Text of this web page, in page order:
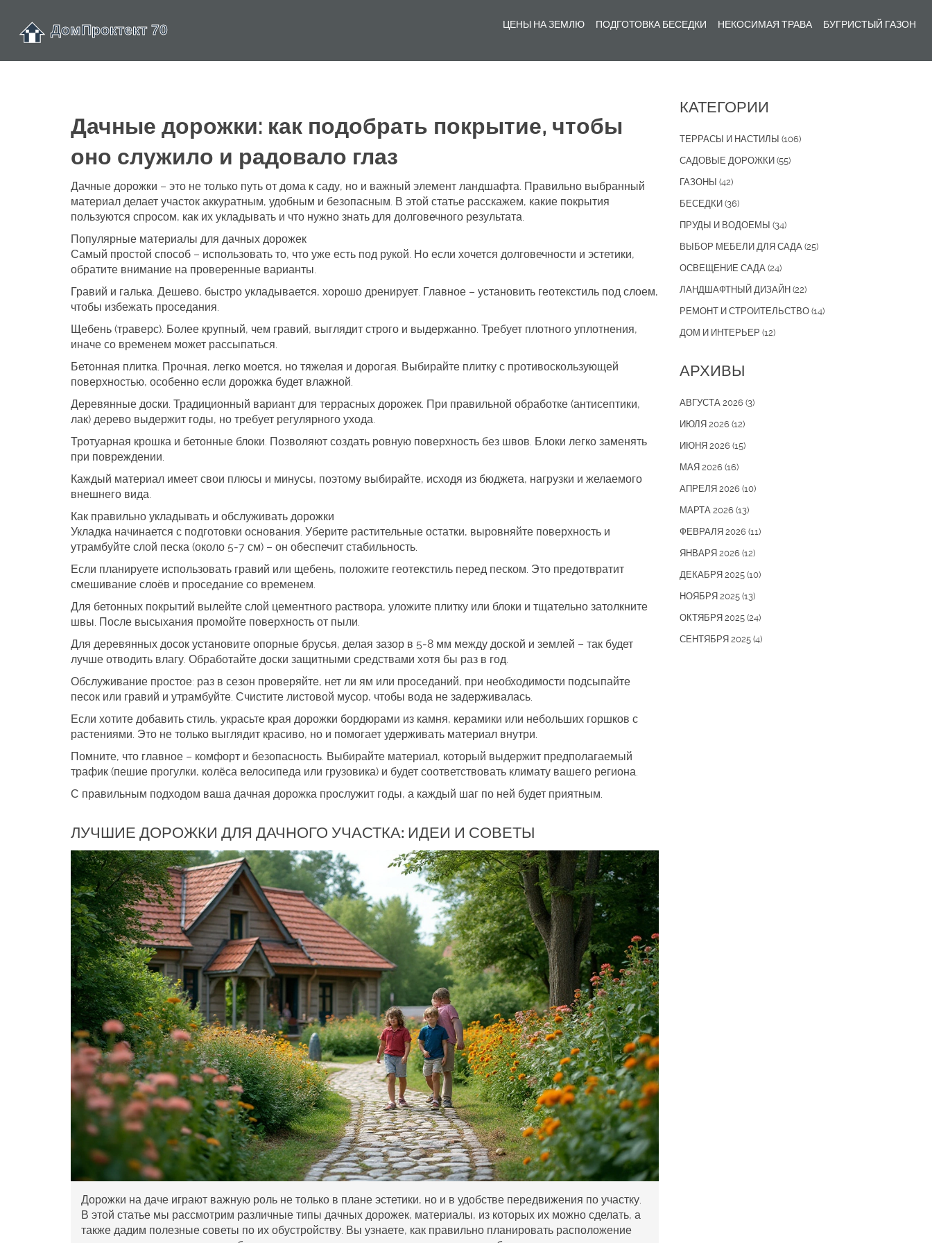
ЦЕНЫ НА ЗЕМЛЮ ПОДГОТОВКА БЕСЕДКИ НЕКОСИМАЯ ТРАВА БУГРИСТЫЙ ГАЗОН
Дачные дорожки: как подобрать покрытие, чтобы
оно служило и радовало глаз
Дачные дорожки – это не только путь от дома к саду, но и важный элемент ландшафта. Правильно выбранный
материал делает участок аккуратным, удобным и безопасным. В этой статье расскажем, какие покрытия
пользуются спросом, как их укладывать и что нужно знать для долговечного результата.
Популярные материалы для дачных дорожек
Самый простой способ – использовать то, что уже есть под рукой. Но если хочется долговечности и эстетики,
обратите внимание на проверенные варианты.
Гравий и галька. Дешево, быстро укладывается, хорошо дренирует. Главное – установить геотекстиль под слоем,
чтобы избежать проседания.
Щебень (траверс). Более крупный, чем гравий, выглядит строго и выдержанно. Требует плотного уплотнения,
иначе со временем может рассыпаться.
Бетонная плитка. Прочная, легко моется, но тяжелая и дорогая. Выбирайте плитку с противоскользующей
поверхностью, особенно если дорожка будет влажной.
Деревянные доски. Традиционный вариант для террасных дорожек. При правильной обработке (антисептики,
лак) дерево выдержит годы, но требует регулярного ухода.
Тротуарная крошка и бетонные блоки. Позволяют создать ровную поверхность без швов. Блоки легко заменять
при повреждении.
Каждый материал имеет свои плюсы и минусы, поэтому выбирайте, исходя из бюджета, нагрузки и желаемого
внешнего вида.
Как правильно укладывать и обслуживать дорожки
Укладка начинается с подготовки основания. Уберите растительные остатки, выровняйте поверхность и
утрамбуйте слой песка (около 5‑7 см) – он обеспечит стабильность.
Если планируете использовать гравий или щебень, положите геотекстиль перед песком. Это предотвратит
смешивание слоёв и проседание со временем.
Для бетонных покрытий вылейте слой цементного раствора, уложите плитку или блоки и тщательно затолкните
швы. После высыхания промойте поверхность от пыли.
Для деревянных досок установите опорные брусья, делая зазор в 5‑8 мм между доской и землей – так будет
лучше отводить влагу. Обработайте доски защитными средствами хотя бы раз в год.
Обслуживание простое: раз в сезон проверяйте, нет ли ям или проседаний, при необходимости подсыпайте
песок или гравий и утрамбуйте. Счистите листовой мусор, чтобы вода не задерживалась.
Если хотите добавить стиль, украсьте края дорожки бордюрами из камня, керамики или небольших горшков с
растениями. Это не только выглядит красиво, но и помогает удерживать материал внутри.
Помните, что главное – комфорт и безопасность. Выбирайте материал, который выдержит предполагаемый
трафик (пешие прогулки, колёса велосипеда или грузовика) и будет соответствовать климату вашего региона.
С правильным подходом ваша дачная дорожка прослужит годы, а каждый шаг по ней будет приятным.
ЛУЧШИЕ ДОРОЖКИ ДЛЯ ДАЧНОГО УЧАСТКА: ИДЕИ И СОВЕТЫ
Дорожки на даче играют важную роль не только в плане эстетики, но и в удобстве передвижения по участку.
В этой статье мы рассмотрим различные типы дачных дорожек, материалы, из которых их можно сделать, а
также дадим полезные советы по их обустройству. Вы узнаете, как правильно планировать расположение
КАТЕГОРИИ
ТЕРРАСЫ И НАСТИЛЫ (106)
САДОВЫЕ ДОРОЖКИ (55)
ГАЗОНЫ (42)
БЕСЕДКИ (36)
ПРУДЫ И ВОДОЕМЫ (34)
ВЫБОР МЕБЕЛИ ДЛЯ САДА (25)
ОСВЕЩЕНИЕ САДА (24)
ЛАНДШАФТНЫЙ ДИЗАЙН (22)
РЕМОНТ И СТРОИТЕЛЬСТВО (14)
ДОМ И ИНТЕРЬЕР (12)
АРХИВЫ
АВГУСТА 2026 (3)
ИЮЛЯ 2026 (12)
ИЮНЯ 2026 (15)
МАЯ 2026 (16)
АПРЕЛЯ 2026 (10)
МАРТА 2026 (13)
ФЕВРАЛЯ 2026 (11)
ЯНВАРЯ 2026 (12)
ДЕКАБРЯ 2025 (10)
НОЯБРЯ 2025 (13)
ОКТЯБРЯ 2025 (24)
СЕНТЯБРЯ 2025 (4)